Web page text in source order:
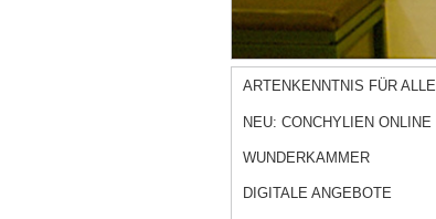
ARTENKENNTNIS FÜR ALLE
NEU: CONCHYLIEN ONLINE
WUNDERKAMMER
DIGITALE ANGEBOTE